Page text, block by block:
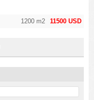
11500 USD
1200 m2